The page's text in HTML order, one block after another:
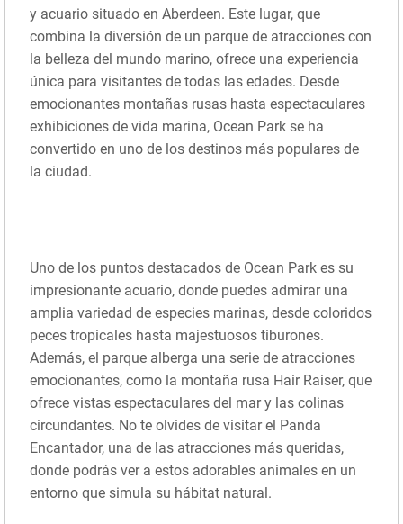
y acuario situado en Aberdeen. Este lugar, que
combina la diversión de un parque de atracciones con
la belleza del mundo marino, ofrece una experiencia
única para visitantes de todas las edades. Desde
emocionantes montañas rusas hasta espectaculares
exhibiciones de vida marina, Ocean Park se ha
convertido en uno de los destinos más populares de
la ciudad.
Uno de los puntos destacados de Ocean Park es su
impresionante acuario, donde puedes admirar una
amplia variedad de especies marinas, desde coloridos
peces tropicales hasta majestuosos tiburones.
Además, el parque alberga una serie de atracciones
emocionantes, como la montaña rusa Hair Raiser, que
ofrece vistas espectaculares del mar y las colinas
circundantes. No te olvides de visitar el Panda
Encantador, una de las atracciones más queridas,
donde podrás ver a estos adorables animales en un
entorno que simula su hábitat natural.